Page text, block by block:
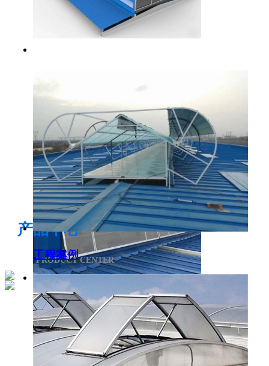
电开启通风气楼
侧开型排烟天窗
产品中心
PRODUCT CENTER
工程案例